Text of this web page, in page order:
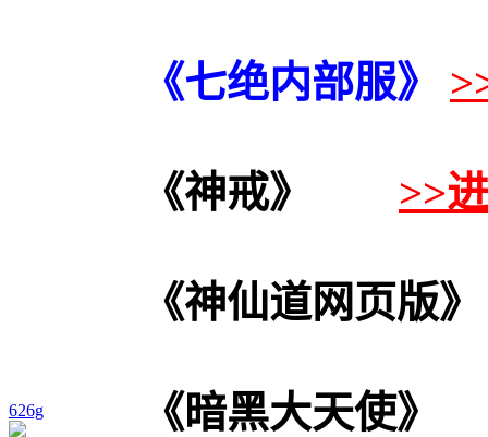
626g
《七绝内部服》
《神戒》 >>
《神仙道网页版》
《暗黑大天使》